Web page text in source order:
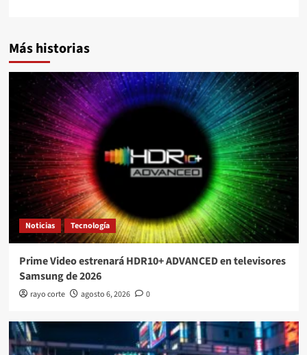
Más historias
Noticias Tecnología
Prime Video estrenará HDR10+ ADVANCED en televisores
Samsung de 2026
rayo corte agosto 6, 2026 0